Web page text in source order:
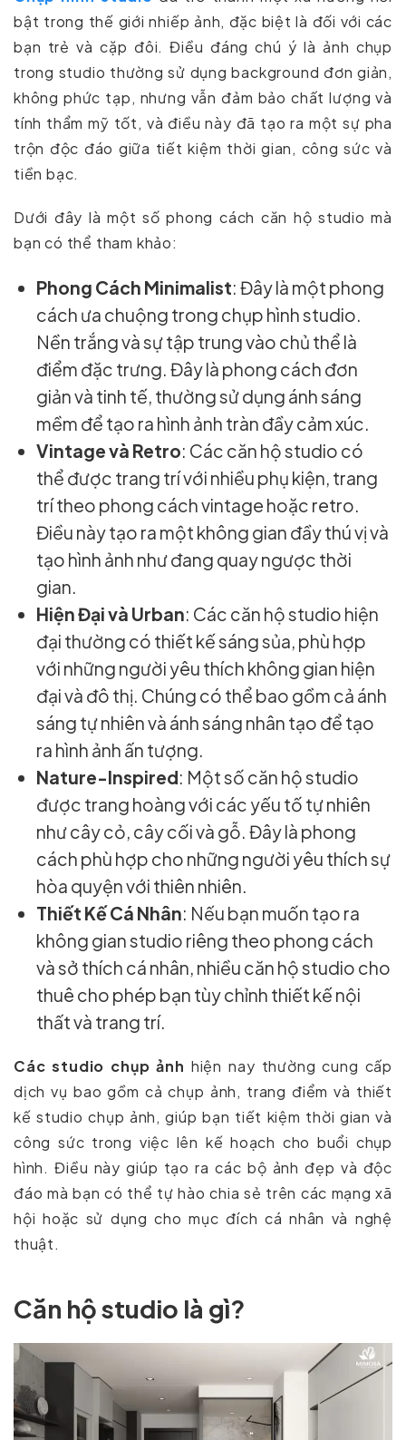
bật trong thế giới nhiếp ảnh, đặc biệt là đối với các
bạn trẻ và cặp đôi. Điều đáng chú ý là ảnh chụp
trong studio thường sử dụng background đơn giản,
không phức tạp, nhưng vẫn đảm bảo chất lượng và
tính thẩm mỹ tốt, và điều này đã tạo ra một sự pha
trộn độc đáo giữa tiết kiệm thời gian, công sức và
tiền bạc.
Dưới đây là một số phong cách căn hộ studio mà
bạn có thể tham khảo:
Phong Cách Minimalist: Đây là một phong
cách ưa chuộng trong chụp hình studio.
Nền trắng và sự tập trung vào chủ thể là
điểm đặc trưng. Đây là phong cách đơn
giản và tinh tế, thường sử dụng ánh sáng
mềm để tạo ra hình ảnh tràn đầy cảm xúc.
Vintage và Retro: Các căn hộ studio có
thể được trang trí với nhiều phụ kiện, trang
trí theo phong cách vintage hoặc retro.
Điều này tạo ra một không gian đầy thú vị và
tạo hình ảnh như đang quay ngược thời
gian.
Hiện Đại và Urban: Các căn hộ studio hiện
đại thường có thiết kế sáng sủa, phù hợp
với những người yêu thích không gian hiện
đại và đô thị. Chúng có thể bao gồm cả ánh
sáng tự nhiên và ánh sáng nhân tạo để tạo
ra hình ảnh ấn tượng.
Nature-Inspired: Một số căn hộ studio
được trang hoàng với các yếu tố tự nhiên
như cây cỏ, cây cối và gỗ. Đây là phong
cách phù hợp cho những người yêu thích sự
hòa quyện với thiên nhiên.
Thiết Kế Cá Nhân: Nếu bạn muốn tạo ra
không gian studio riêng theo phong cách
và sở thích cá nhân, nhiều căn hộ studio cho
thuê cho phép bạn tùy chỉnh thiết kế nội
thất và trang trí.
Các studio chụp ảnh hiện nay thường cung cấp
dịch vụ bao gồm cả chụp ảnh, trang điểm và thiết
kế studio chụp ảnh, giúp bạn tiết kiệm thời gian và
công sức trong việc lên kế hoạch cho buổi chụp
hình. Điều này giúp tạo ra các bộ ảnh đẹp và độc
đáo mà bạn có thể tự hào chia sẻ trên các mạng xã
hội hoặc sử dụng cho mục đích cá nhân và nghệ
thuật.
Căn hộ studio là gì?